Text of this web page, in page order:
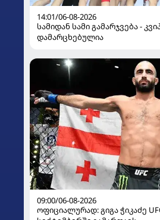
14:01/06-08-2026
სამიდან სამი გამარჯვება -
დამარცხებულია
09:00/06-08-2026
ოფიციალურად: გიგა ჭიკაძე